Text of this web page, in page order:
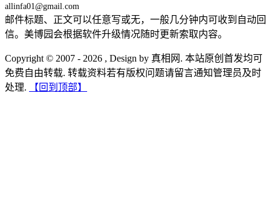
allinfa01@gmail.com
邮件标题、正文可以任意写或无，一般几分钟内可收到自动回
信。美博园会根据软件升级情况随时更新索取内容。
Copyright © 2007 - 2026 , Design by 真相网. 本站原创首发均可
免费自由转载. 转载资料若有版权问题请留言通知管理员及时
处理.
【回到顶部】